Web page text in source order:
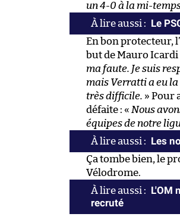
un 4-0 à la mi-
Le
En bon protecteur,
but de Mauro Icardi
ma faute. Je suis
mais Verratti a eu
très difficile. » Pour
défaite : « Nous
équipes de notre
Les
Ça tombe bien, le
Vélodrome.
L'OM
recruté